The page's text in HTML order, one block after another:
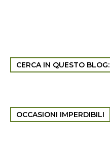
CERCA IN QUESTO BLOG:
OCCASIONI IMPERDIBILI